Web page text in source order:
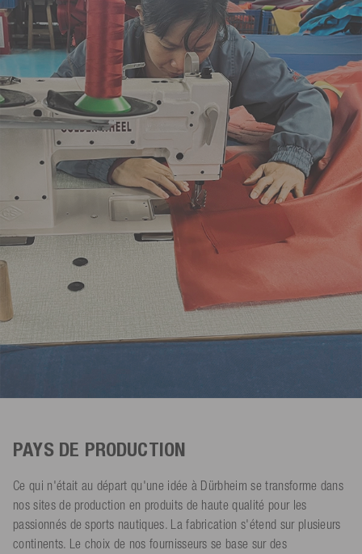
PAYS DE PRODUCTION
Ce qui n'était au départ qu'une idée à Dürbheim se transforme dans
nos sites de production en produits de haute qualité pour les
passionnés de sports nautiques. La fabrication s'étend sur plusieurs
continents. Le choix de nos fournisseurs se base sur des